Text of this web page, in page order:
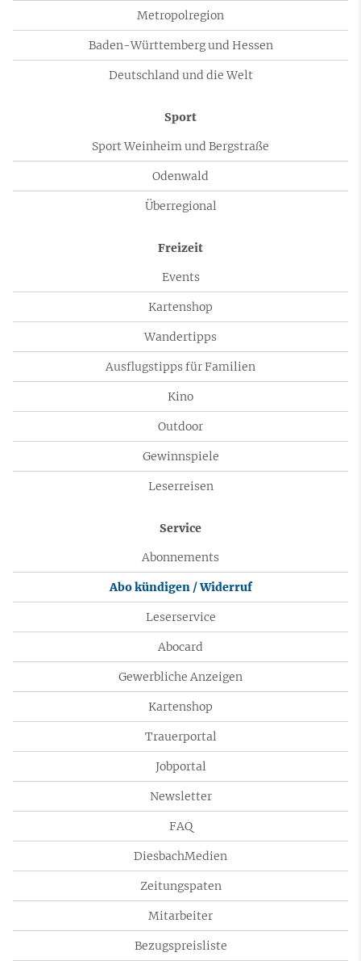
Metropolregion
Baden-Württemberg und Hessen
Deutschland und die Welt
Sport
Sport Weinheim und Bergstraße
Odenwald
Überregional
Freizeit
Events
Kartenshop
Wandertipps
Ausflugstipps für Familien
Kino
Outdoor
Gewinnspiele
Leserreisen
Service
Abonnements
Abo kündigen / Widerruf
Leserservice
Abocard
Gewerbliche Anzeigen
Kartenshop
Trauerportal
Jobportal
Newsletter
FAQ
DiesbachMedien
Zeitungspaten
Mitarbeiter
Bezugspreisliste